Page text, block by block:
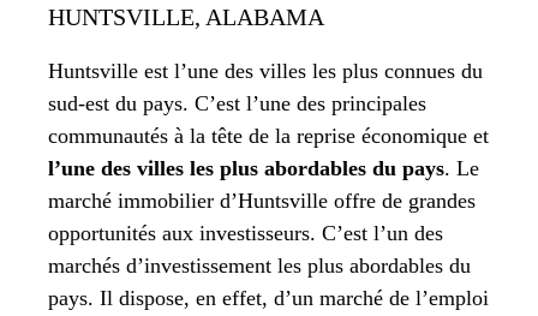
HUNTSVILLE, ALABAMA
Huntsville est l’une des villes les plus connues du
sud-est du pays. C’est l’une des principales
communautés à la tête de la reprise économique et
l’une des villes les plus abordables du pays. Le
marché immobilier d’Huntsville offre de grandes
opportunités aux investisseurs. C’est l’un des
marchés d’investissement les plus abordables du
pays. Il dispose, en effet, d’un marché de l’emploi